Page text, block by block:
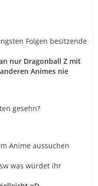
Folgen besitzende
nur Dragonball Z mit
Animes nie
gesehn?
Anime aussuchen
was würdet ihr